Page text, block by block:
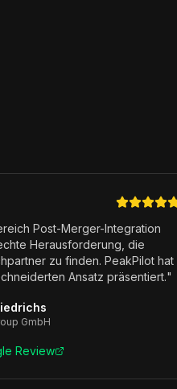
Post-Merger-Integration
Herausforderung, die
zu finden. PeakPilot hat
Ansatz präsentiert."
GmbH
Review